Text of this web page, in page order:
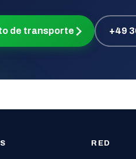
de transporte +49
RED